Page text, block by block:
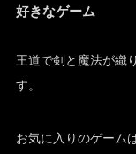
好きなゲーム
王道で剣と魔法が織
す。
お気に入りのゲーム